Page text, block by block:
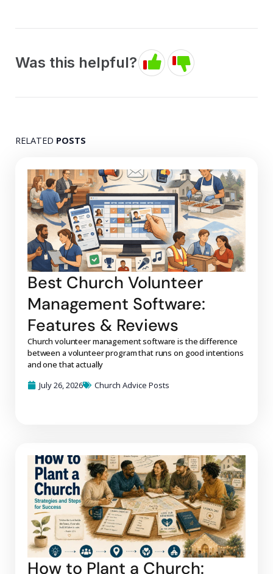
Was this helpful?
RELATED POSTS
Best Church Volunteer
Management Software:
Features & Reviews
Church volunteer management software is the difference
between a volunteer program that runs on good intentions
and one that actually
July 26, 2026
Church Advice Posts
How to Plant a Church: